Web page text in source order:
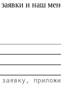
и наш